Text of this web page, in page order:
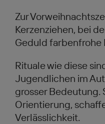
Zur
Kerzenziehen, bei
Geduld farbenfrohe
Rituale wie diese
Jugendlichen im
grosser Bedeutung.
Orientierung,
Verlässlichkeit.